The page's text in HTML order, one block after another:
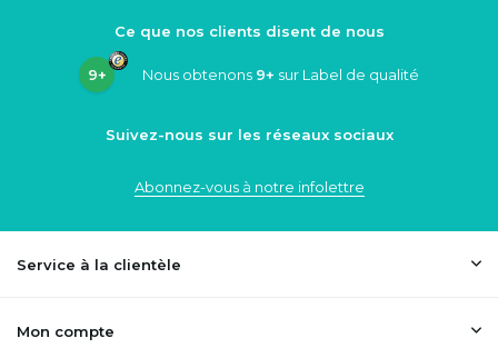
Ce que nos clients disent de nous
9+ Nous obtenons 9+ sur Label de qualité
Suivez-nous sur les réseaux sociaux
Abonnez-vous à notre infolettre
Service à la clientèle
Mon compte